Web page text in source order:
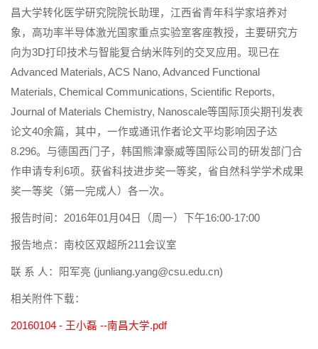
昌大学转化医学研究院院长助理，江西省青年科学家培养对
象，高功率半导体激光国家重点实验室客座教授，主要研究方
向为3D打印技术与智能复合纳米阵列的交叉应用。现已在
Advanced Materials, ACS Nano, Advanced Functional
Materials, Chemical Communications, Scientific Reports,
Journal of Materials Chemistry, Nanoscale等国际顶尖期刊发表
论文40余篇，其中，一作或通讯作者论文平均影响因子达
8.296。与德国西门子，韩国熊津豪威等国际公司的研发部门合
作申请专利6项。获省科技进步奖一等奖，省自然科学学术成果
奖一等奖（第一完成人）各一次。
报告时间：2016年01月04日（周一）下午16:00-17:00
报告地点：南校区双超所211会议室
联 系 人：阳军亮 (junliang.yang@csu.edu.cn)
相关附件下载：
20160104 - 王小磊 --南昌大学.pdf